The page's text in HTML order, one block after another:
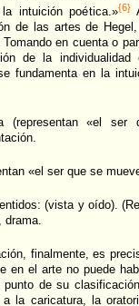
intuición poética.»{6}
de las artes de
en cuenta o
de la individualidad
fundamenta en la
(representan «el ser
«el ser que se
(vista y oído).
finalmente, es
en el arte no puede
de su
a la caricatura, la